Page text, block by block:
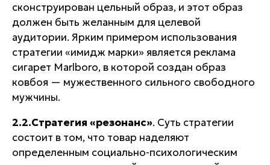
сконструирован цельный образ, и этот образ
должен быть желанным для целевой
аудитории. Ярким примером использования
стратегии «имидж марки» является реклама
сигарет Marlboro, в которой создан образ
ковбоя — мужественного сильного свободного
мужчины.
2.2.Стратегия «резонанс». Суть стратегии
состоит в том, что товар наделяют
определенным социально-психологическим